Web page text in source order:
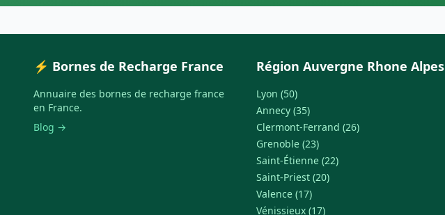
⚡ Bornes de Recharge France
Annuaire des bornes de recharge france
en France.
Blog →
Région Auvergne Rhone Alpes
Lyon (50)
Annecy (35)
Clermont-Ferrand (26)
Grenoble (23)
Saint-Étienne (22)
Saint-Priest (20)
Valence (17)
Vénissieux (17)